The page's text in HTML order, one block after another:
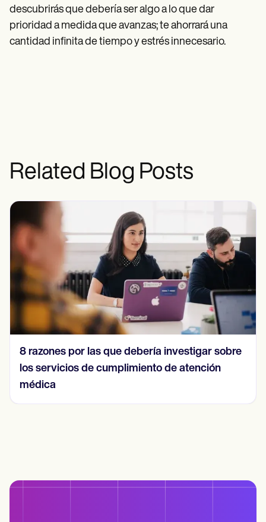
descubrirás que debería ser algo a lo que dar
prioridad a medida que avanzas; te ahorrará una
cantidad infinita de tiempo y estrés innecesario.
Related Blog Posts
8 razones por las que debería investigar sobre
los servicios de cumplimiento de atención
médica